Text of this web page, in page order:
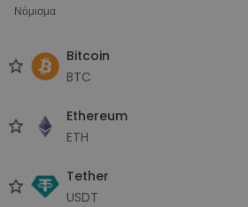
Νόμισμα
Bitcoin
BTC
Ethereum
ETH
Tether
USDT